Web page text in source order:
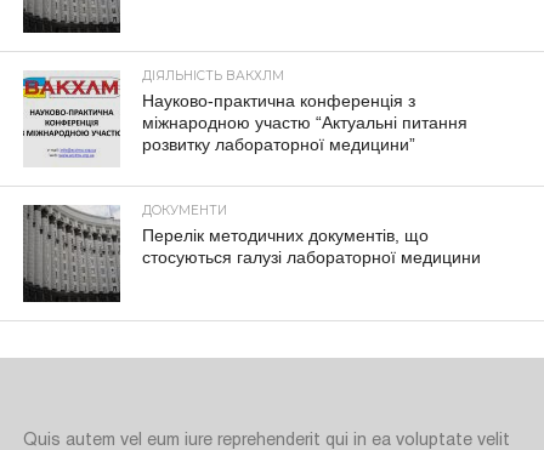
ДІЯЛЬНІСТЬ ВАКХЛМ
Науково-практична конференція з
міжнародною участю “Актуальні питання
розвитку лабораторної медицини”
ДОКУМЕНТИ
Перелік методичних документів, що
стосуються галузі лабораторної медицини
Quis autem vel eum iure reprehenderit qui in ea voluptate velit